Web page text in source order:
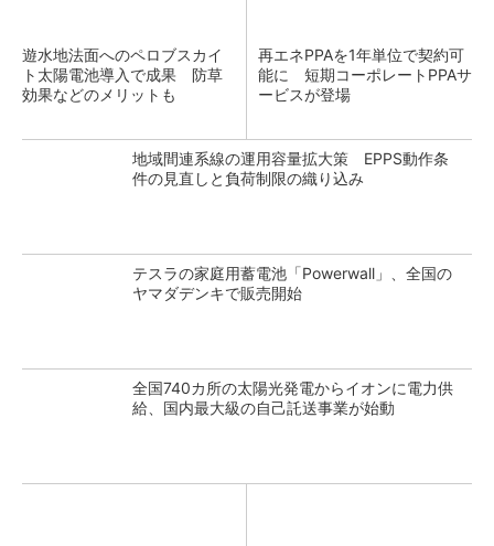
遊水地法面へのペロブスカイ
ト太陽電池導入で成果 防草
効果などのメリットも
再エネPPAを1年単位で契約可
能に 短期コーポレートPPAサ
ービスが登場
地域間連系線の運用容量拡大策 EPPS動作条
件の見直しと負荷制限の織り込み
テスラの家庭用蓄電池「Powerwall」、全国の
ヤマダデンキで販売開始
全国740カ所の太陽光発電からイオンに電力供
給、国内最大級の自己託送事業が始動